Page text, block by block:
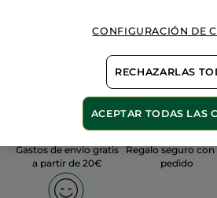
SOIN VEG CAP NUTRI 2 NUIT
Gastos de envío gratis
a partir de 20€
Regalo seguro
pedido
CONFIGURACIÓN DE
RECHAZARLAS
ACEPTAR TODAS LAS